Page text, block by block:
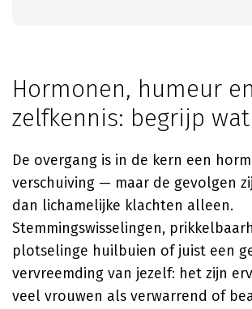
Hormonen, humeur en
zelfkennis: begrijp
De overgang is in de kern een
verschuiving — maar de gevolgen
dan lichamelijke klachten alleen.
Stemmingswisselingen,
plotselinge huilbuien of juist een
vervreemding van jezelf: het zijn
veel vrouwen als verwarrend of